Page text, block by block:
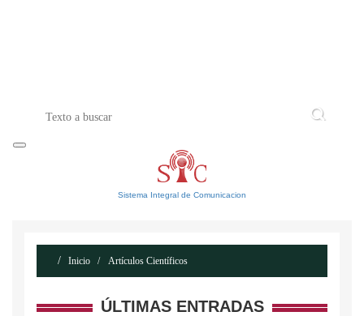
Sistema Integral de Comunicacion
Inicio Artículos Científicos
ÚLTIMAS ENTRADAS